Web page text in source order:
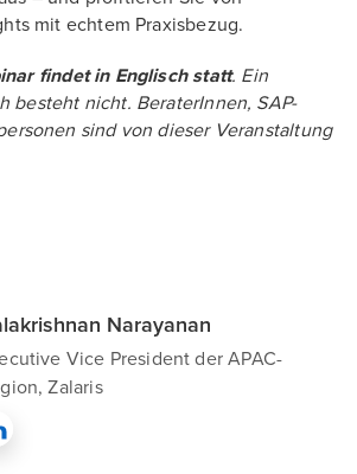
mit echtem Praxisbezug.
findet in Englisch statt. Ein
besteht nicht. BeraterInnen, SAP-
sind von dieser Veranstaltung
Narayanan
Vice President der APAC-
Zalaris